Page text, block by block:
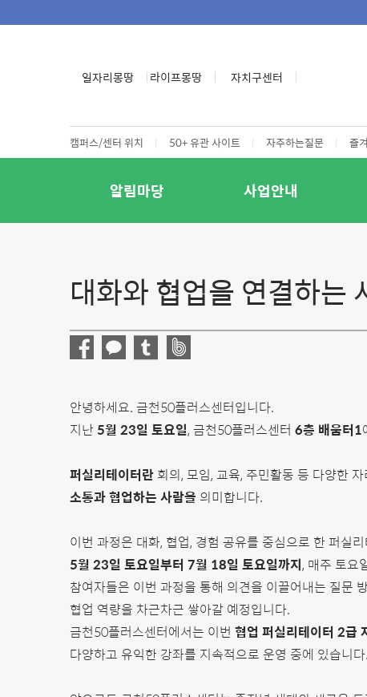
일자리몽땅 라이프몽땅 자치구센터
캠퍼스/센터 위치 | 50+ 유관 사이트 | 자주하는질문 | 즐
알림마당 사업안내
대화와 협업을 연결하는
안녕하세요. 금천50플러스센터입니다.
지난 5월 23일 토요일, 금천50플러스센터 6층 배움터1
퍼실리테이터란 회의, 모임, 교육, 주민활동 등 다양한
소통과 협업하는 사람을 의미합니다.
이번 과정은 대화, 협업, 경험 공유를 중심으로 한 퍼실
5월 23일 토요일부터 7월 18일 토요일까지, 매주 토요
참여자들은 이번 과정을 통해 의견을 이끌어내는 질문
협업 역량을 차근차근 쌓아갈 예정입니다.
금천50플러스센터에서는 이번 협업 퍼실리테이터 2급
다양하고 유익한 강좌를 지속적으로 운영 중에 있습니다.